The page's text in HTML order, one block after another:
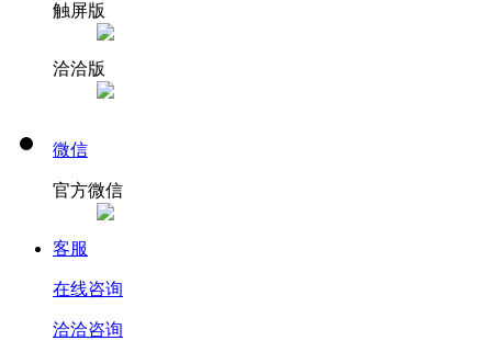
触屏版
洽洽版
微信
官方微信
客服
在线咨询
洽洽咨询